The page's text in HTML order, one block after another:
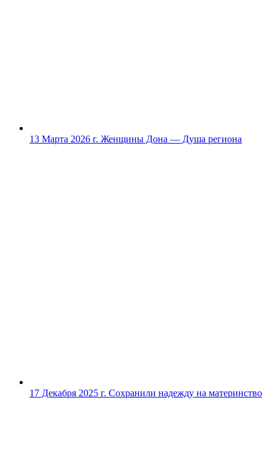
13 Марта 2026 г. Женщины Дона — Душа региона
17 Декабря 2025 г. Сохранили надежду на материнство